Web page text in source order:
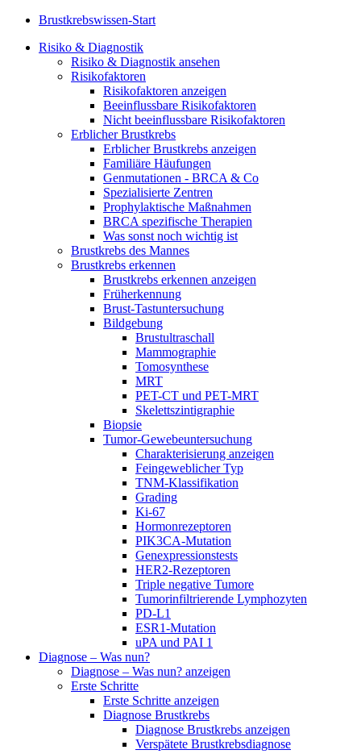
Brustkrebswissen-Start
Risiko & Diagnostik
Risiko & Diagnostik ansehen
Risikofaktoren
Risikofaktoren anzeigen
Beeinflussbare Risikofaktoren
Nicht beeinflussbare Risikofaktoren
Erblicher Brustkrebs
Erblicher Brustkrebs anzeigen
Familiäre Häufungen
Genmutationen - BRCA & Co
Spezialisierte Zentren
Prophylaktische Maßnahmen
BRCA spezifische Therapien
Was sonst noch wichtig ist
Brustkrebs des Mannes
Brustkrebs erkennen
Brustkrebs erkennen anzeigen
Früherkennung
Brust-Tastuntersuchung
Bildgebung
Brustultraschall
Mammographie
Tomosynthese
MRT
PET-CT und PET-MRT
Skelettszintigraphie
Biopsie
Tumor-Gewebeuntersuchung
Charakterisierung anzeigen
Feingeweblicher Typ
TNM-Klassifikation
Grading
Ki-67
Hormonrezeptoren
PIK3CA-Mutation
Genexpressionstests
HER2-Rezeptoren
Triple negative Tumore
Tumorinfiltrierende Lymphozyten
PD-L1
ESR1-Mutation
uPA und PAI 1
Diagnose – Was nun?
Diagnose – Was nun? anzeigen
Erste Schritte
Erste Schritte anzeigen
Diagnose Brustkrebs
Diagnose Brustkrebs anzeigen
Verspätete Brustkrebsdiagnose